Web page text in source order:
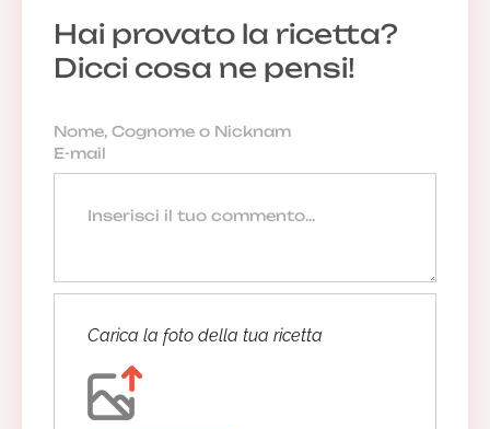
Hai provato la ricetta?
Dicci cosa ne pensi!
Carica la foto della tua ricetta